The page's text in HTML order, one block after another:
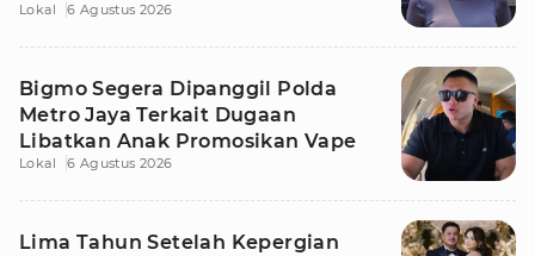
Tetangga
Lokal 6 Agustus 2026
Bigmo Segera Dipanggil Polda
Metro Jaya Terkait Dugaan
Libatkan Anak Promosikan Vape
Lokal 6 Agustus 2026
Lima Tahun Setelah Kepergian